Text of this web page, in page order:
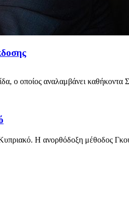
ο οποίος αναλαμβάνει καθήκοντα
Η ανορθόδοξη μέθοδος